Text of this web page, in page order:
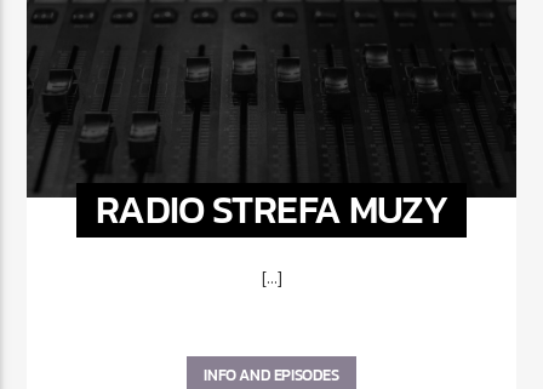
RADIO STREFA MUZY
[...]
INFO AND EPISODES